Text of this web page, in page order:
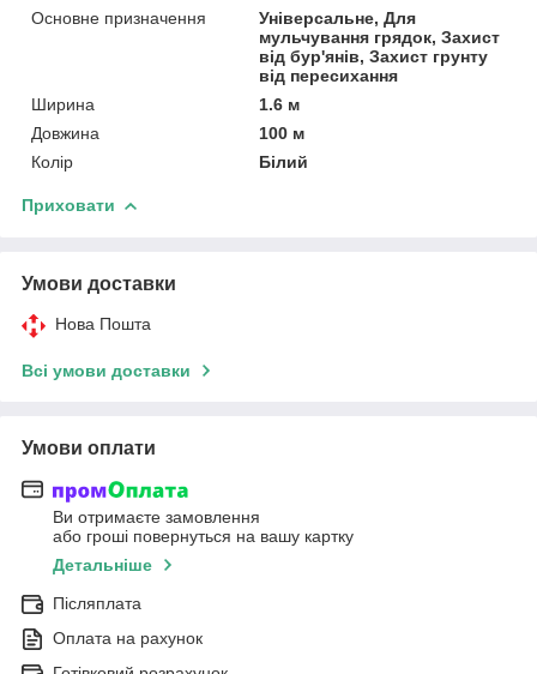
Основне призначення
Універсальне, Для
мульчування грядок, Захист
від бур'янів, Захист грунту
від пересихання
Ширина
1.6 м
Довжина
100 м
Колір
Білий
Приховати
Умови доставки
Нова Пошта
Всі умови доставки
Умови оплати
Ви отримаєте замовлення
або гроші повернуться на вашу картку
Детальніше
Післяплата
Оплата на рахунок